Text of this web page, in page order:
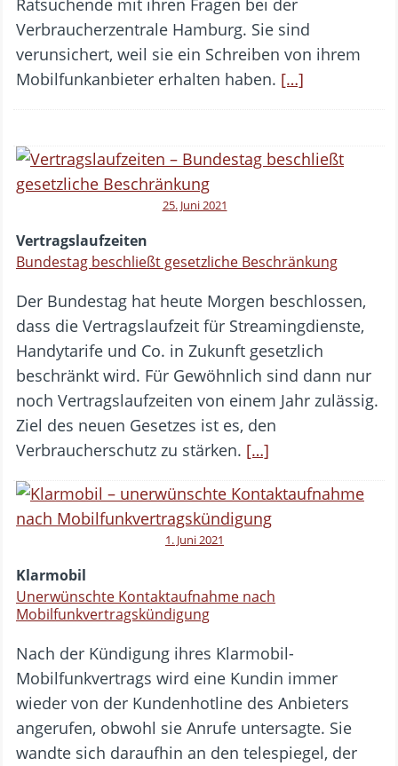
Verbraucherzentrale Hamburg. Sie sind
verunsichert, weil sie ein Schreiben von ihrem
Mobilfunkanbieter erhalten haben. […]
25. Juni 2021
Vertragslaufzeiten
Bundestag beschließt gesetzliche Beschränkung
Der Bundestag hat heute Morgen beschlossen,
dass die Vertragslaufzeit für Streamingdienste,
Handytarife und Co. in Zukunft gesetzlich
beschränkt wird. Für Gewöhnlich sind dann nur
noch Vertragslaufzeiten von einem Jahr zulässig.
Ziel des neuen Gesetzes ist es, den
Verbraucherschutz zu stärken. […]
1. Juni 2021
Klarmobil
Unerwünschte Kontaktaufnahme nach
Mobilfunkvertragskündigung
Nach der Kündigung ihres Klarmobil-
Mobilfunkvertrags wird eine Kundin immer
wieder von der Kundenhotline des Anbieters
angerufen, obwohl sie Anrufe untersagte. Sie
wandte sich daraufhin an den telespiegel, der